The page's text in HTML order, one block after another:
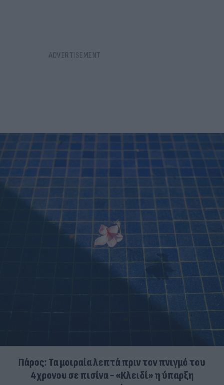
Πάρος: Τα μοιραία λεπτά πριν τον πνιγμό του
4χρονου σε πισίνα - «Κλειδί» η ύπαρξη